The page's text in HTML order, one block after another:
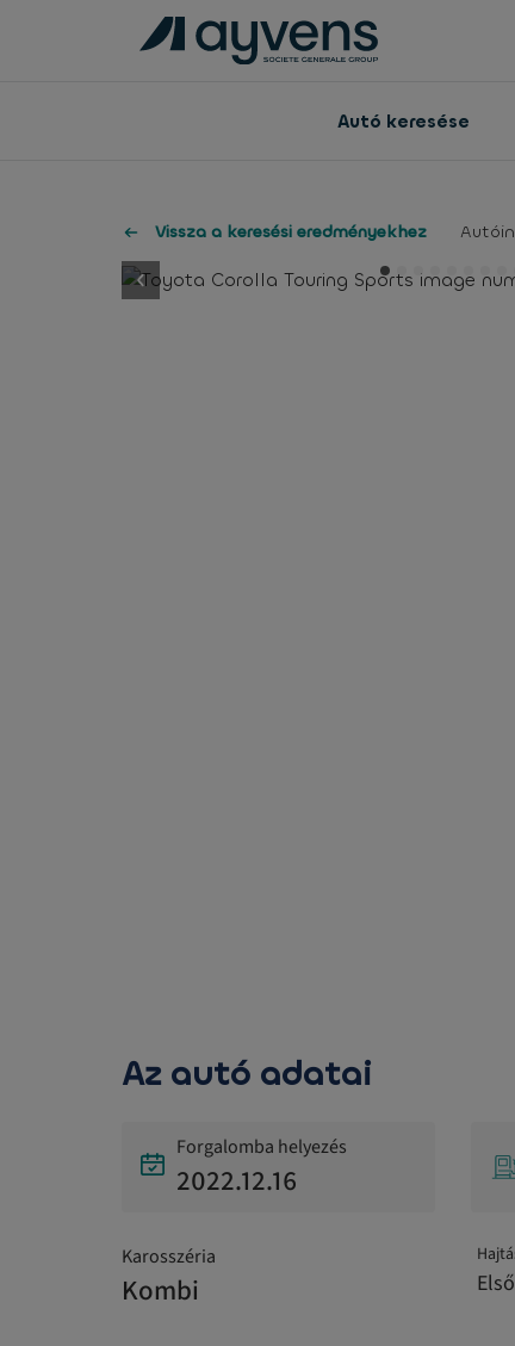
Autó keresése
Vissza a keresési eredményekhez
button.previous
Az autó adatai
Forgalomba helyezés
2022.12.16
Karosszéria
Kombi